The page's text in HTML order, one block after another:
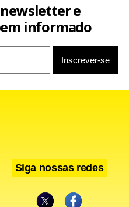
mães, esposas e
como todas as outras
crescer na vida, se
independentes”, explica.
e
informado
Siga nossas redes